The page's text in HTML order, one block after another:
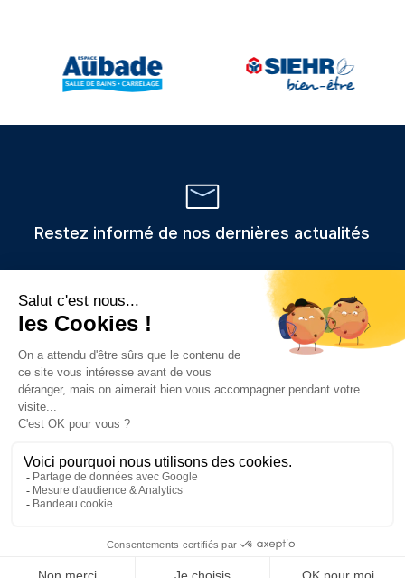
Restez informé de nos dernières actualités
Veuillez
laisser
ce
champ
vide.
Les informations recueillies via ce formulaire sont stockées et
utilisées uniquement pour traiter votre demande,
conformément au RGPD.